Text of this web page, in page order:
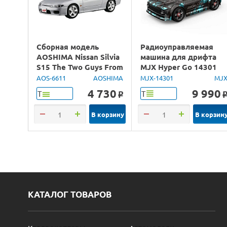
Сборная модель
AOSHIMA Nissan Silvia
S15 The Two Guys From
Tokyo, 1/24
AOS-6611 AOSHIMA
Т 4 730 o
В корзину
Радиоуправляемая
машина для дрифта
MJX Hyper Go 14301
Brushless 4WD 2.4G
LED 1/14 RTR
MJX-14301 MJX
Т 9 990 o
В
КАТАЛОГ ТОВАРОВ